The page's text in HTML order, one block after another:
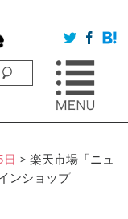
日 > 楽天市場「ニュ
ンショップ